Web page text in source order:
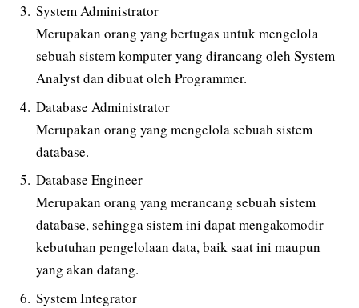
System Administrator
Merupakan orang yang bertugas untuk mengelola
sebuah sistem komputer yang dirancang oleh System
Analyst dan dibuat oleh Programmer.
Database Administrator
Merupakan orang yang mengelola sebuah sistem
database.
Database Engineer
Merupakan orang yang merancang sebuah sistem
database, sehingga sistem ini dapat mengakomodir
kebutuhan pengelolaan data, baik saat ini maupun
yang akan datang.
System Integrator